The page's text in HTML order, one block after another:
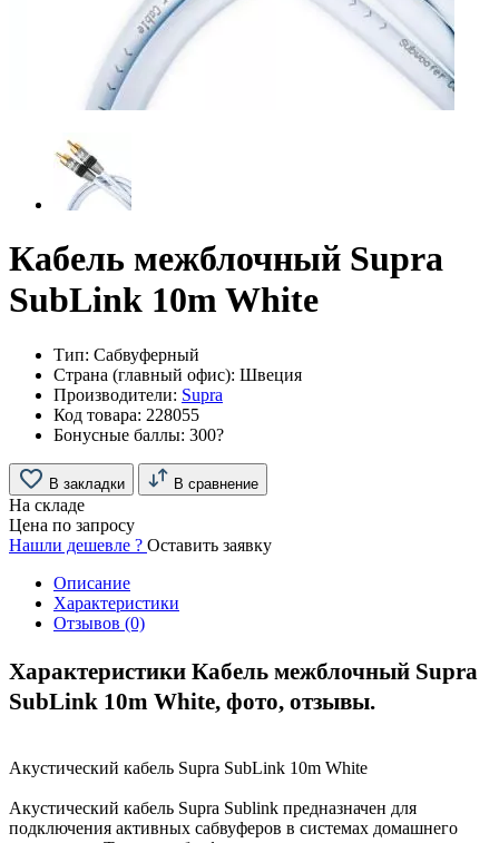
Кабель межблочный Supra
SubLink 10m White
Тип: Сабвуферный
Страна (главный офис): Швеция
Производители: Supra
Код товара: 228055
Бонусные баллы: 300?
В закладки В сравнение
На складе
Цена по запросу
Нашли дешевле ? Оставить заявку
Описание
Характеристики
Отзывов (0)
Характеристики Кабель межблочный Supra
SubLink 10m White, фото, отзывы.
Акустический кабель Supra SubLink 10m White
Акустический кабель Supra Sublink предназначен для
подключения активных сабвуферов в системах домашнего